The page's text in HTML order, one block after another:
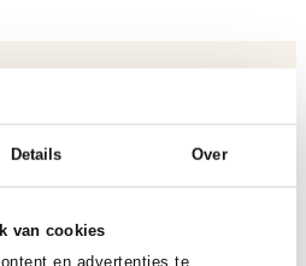
Details Over
van cookies
en advertenties te
gratis in huis
€99